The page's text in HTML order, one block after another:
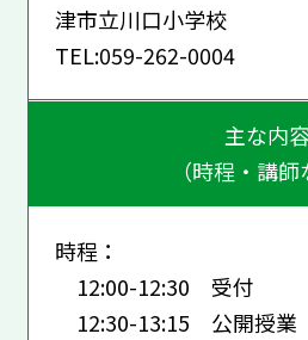
津市立川口小学校
TEL:059-262-0004
主な内
（時程・講師
時程：
12:00-12:30 受付
12:30-13:15 公開授業